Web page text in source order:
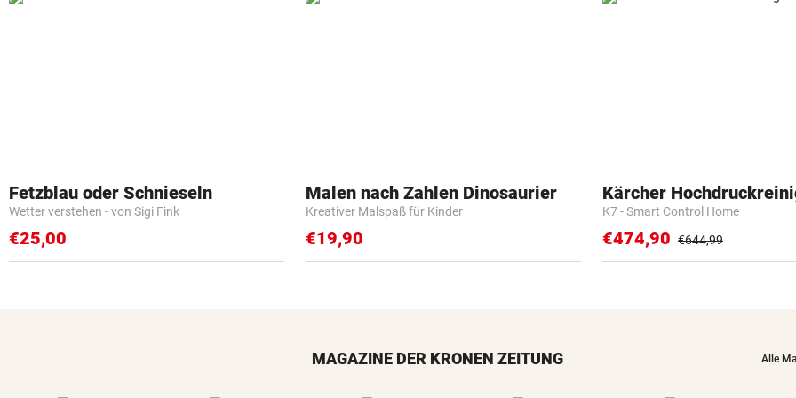
Fetzblau oder Schnieseln
Wetter verstehen - von Sigi Fink
€25,00
Malen nach Zahlen Dinosaurier
Kreativer Malspaß für Kinder
€19,90
Kärcher
K7 - Smart Control Home
€474,90 €644,99
MAGAZINE DER KRONEN ZEITUNG Alle